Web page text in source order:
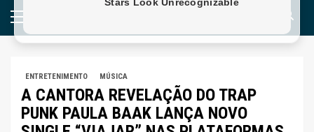
Primary
Menu
ENTRETENIMENTO MÚSICA
A CANTORA REVELAÇÃO DO TRAP
PUNK PAULA BAAK LANÇA NOVO